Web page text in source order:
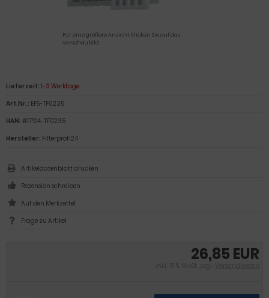
Für eine größere Ansicht klicken Sie auf das
Vorschaubild
26,85 EUR
inkl. 19 % MwSt. zzgl. Versandkosten
Lieferzeit: 1-3 Werktage
Art.Nr.: EFS-TF0235
HAN: #FP24-TF0235
Hersteller: Filterprofi24
Artikeldatenblatt drucken
Rezension schreiben
Frage zu Artikel